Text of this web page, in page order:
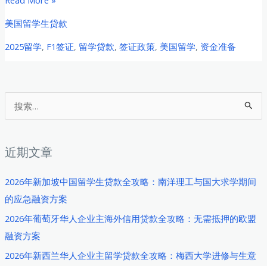
索
近期文章
2026年新加坡中国留学生贷款全攻略：南洋理工与国大求学期间
的应急融资方案
2026年葡萄牙华人企业主海外信用贷款全攻略：无需抵押的欧盟
融资方案
2026年新西兰华人企业主留学贷款全攻略：梅西大学进修与生意
政
策
申
技
与
款
指
南
美
国
签
政
策
解
读
资
金
准
美国留学生贷款
2025留学, F1签证, 留学贷款, 签证政策, 美国留学, 资金准备